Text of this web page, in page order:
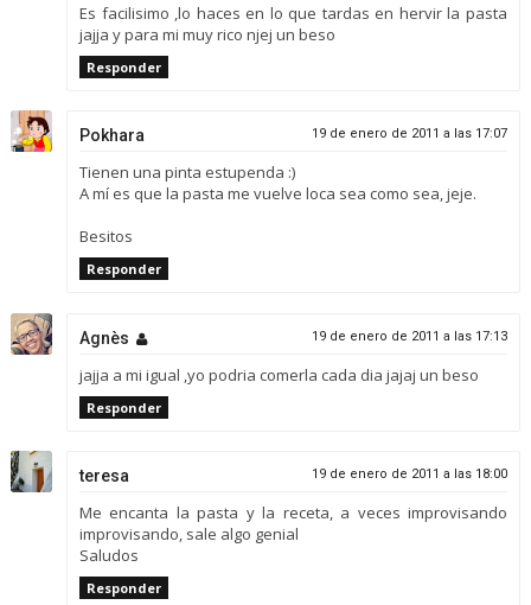
Es facilisimo ,lo haces en lo que tardas en hervir la pasta
jajja y para mi muy rico njej un beso
Responder
Pokhara 19 de enero de 2011 a las 17:07
Tienen una pinta estupenda :)
A mí es que la pasta me vuelve loca sea como sea, jeje.
Besitos
Responder
Agnès 19 de enero de 2011 a las 17:13
jajja a mi igual ,yo podria comerla cada dia jajaj un beso
Responder
teresa 19 de enero de 2011 a las 18:00
Me encanta la pasta y la receta, a veces improvisando
improvisando, sale algo genial
Saludos
Responder